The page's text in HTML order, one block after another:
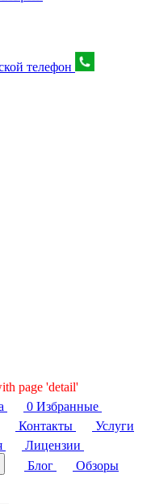
телефон
page 'detail'
0 Избранные
Контакты
Услуги
Лицензии
Блог
Обзоры